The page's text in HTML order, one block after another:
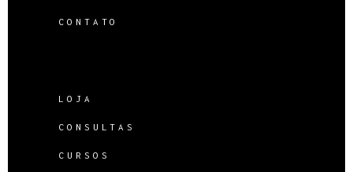
CONTATO
LOJA
CONSULTAS
CURSOS